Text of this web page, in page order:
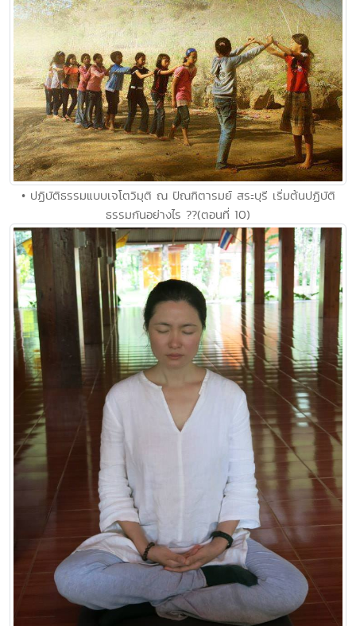
• ปฏิบัติธรรมแบบเจโตวิมุติ ณ ปัณฑิตารมย์ สระบุรี เริ่มต้นปฏิบัติ
ธรรมกันอย่างไร ??(ตอนที่ 10)